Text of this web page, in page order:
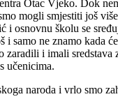
Otac Vjeko. Dok
mogli smjestiti još
i osnovnu školu se
i samo ne znamo kada
i imali
učenicima.
naroda i vrlo smo